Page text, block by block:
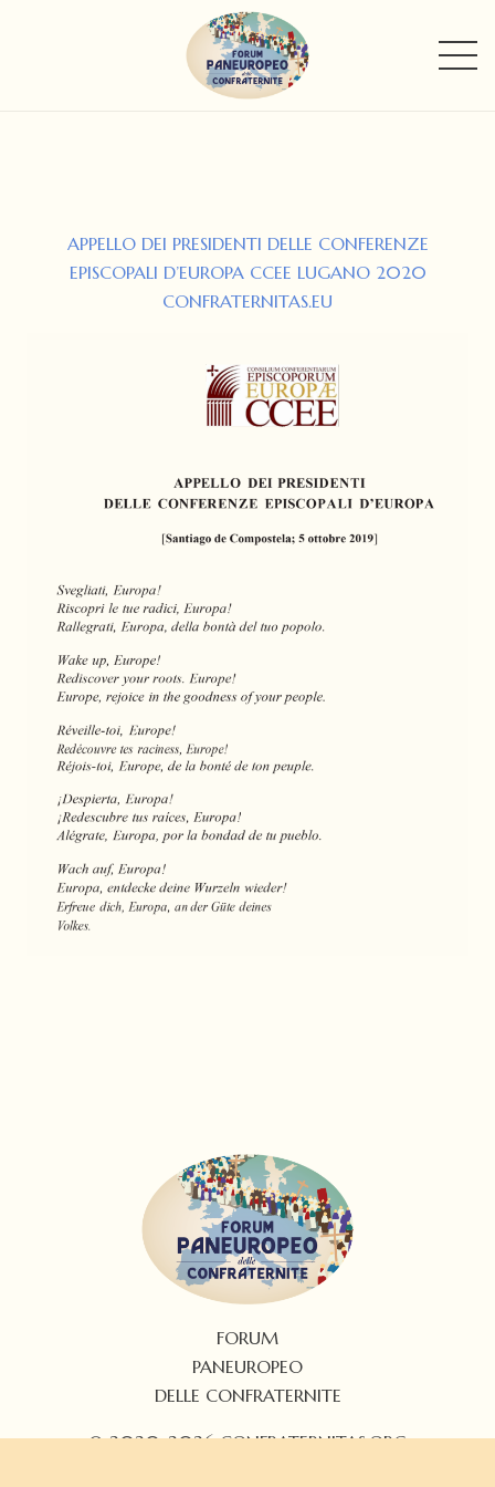
APPELLO DEI PRESIDENTI DELLE CONFERENZE
EPISCOPALI D’EUROPA CCEE LUGANO 2020
CONFRATERNITAS.EU
FORUM
PANEUROPEO
DELLE CONFRATERNITE
© 2020-2026 CONFRATERNITAS.ORG